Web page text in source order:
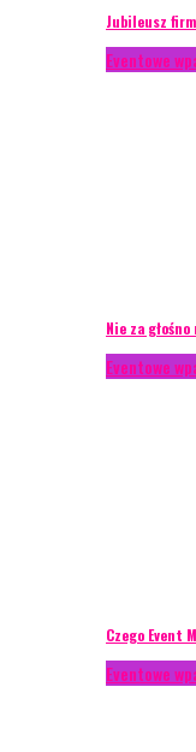
Jubileusz
Eventowe
Nie za
Eventowe
Czego Event
Eventowe